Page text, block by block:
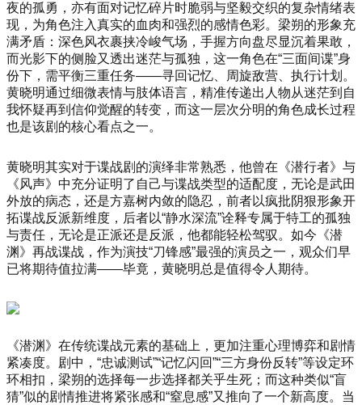
夜的孤勇，亦有面对记忆碎片时脆弱与坚毅交织的复杂情绪表
现，为角色注入真实的血肉和强烈的感情色彩。梁朔的形象充
满矛盾：深色风衣裹挟冷峻气场，手握方向盘尽显沉着果敢，
而光影下的侧脸又透出迷茫与孤独，这一角色在“三面间谍”身
份下，需平衡三重任务——寻回记忆、周旋敌营、执行计划。
黄晓明通过细微表情与肢体语言，精准传递出人物从迷茫到自
我怀疑再到信仰觉醒的转变，而这一层次分明的角色成长过程
也是该剧的核心看点之一。
黄晓明其实对于谍战剧的演绎非常熟悉，他曾在《潜行者》与
《风声》中充分证明了自己与谍战类型的适配度，无论是武田
外放的病态，还是方嘉树内敛的隐忍，前者以疯批阴狠形象开
拓谍战反派新维度，后者以“静水深流”诠释专属于特工的孤独
与责任，无论是正派还是反派，他都能轻松驾驭。如今《潜
渊》再战谍战，作为演技“刀锋感”最强的演员之一，观众们早
已将期待值拉满——毕竟，黄晓明总是值得令人期待。
《潜渊》在传统谍战元素的基础上，更加注重心理博弈和剧情
紧凑度。剧中，“忠诚测试”“记忆闪回”“三方身份反转”等设定环
环相扣，梁朔的选择每一步选择都关乎生死；而这种类似“盲
猜”似的剧情推进将紧张感和“窒息感”又推向了一个新高度。当